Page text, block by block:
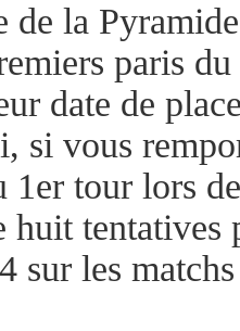
de la
paris
date de
si vous
1er tour lors
huit
sur les